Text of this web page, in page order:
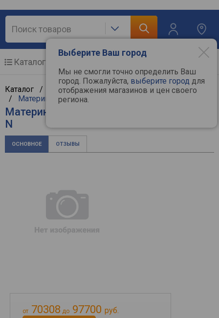
Выберите Ваш город
Мы не смогли точно определить Ваш
город. Пожалуйста, выберите город для
отображения магазинов и цен своего
региона.
Каталог
Каталог / Компьютерная техника/ Комплектующие
/ Материнские платы
Материнская плата Supermicro X11DPI-
N
ОСНОВНОЕ ОТЗЫВЫ
от 70308 до 97700 руб.